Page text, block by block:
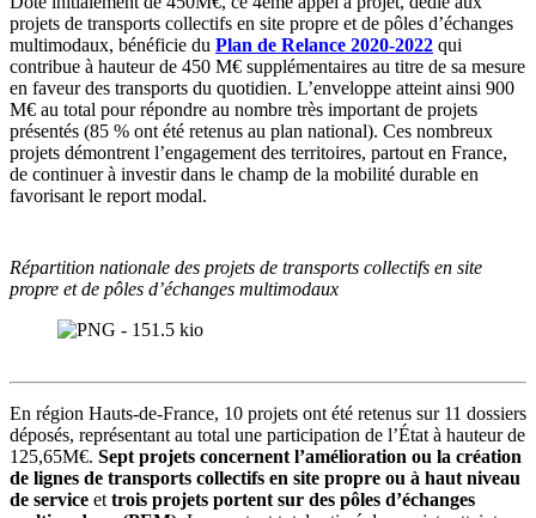
projets de transports collectifs en site propre et de pôles d’échanges
multimodaux, bénéficie du Plan de Relance 2020-2022 qui
contribue à hauteur de 450 M€ supplémentaires au titre de sa mesure
en faveur des transports du quotidien. L’enveloppe atteint ainsi 900
M€ au total pour répondre au nombre très important de projets
présentés (85 % ont été retenus au plan national). Ces nombreux
projets démontrent l’engagement des territoires, partout en France,
de continuer à investir dans le champ de la mobilité durable en
favorisant le report modal.
Répartition nationale des projets de transports collectifs en site
propre et de pôles d’échanges multimodaux
En région Hauts-de-France, 10 projets ont été retenus sur 11 dossiers
déposés, représentant au total une participation de l’État à hauteur de
125,65M€. Sept projets concernent l’amélioration ou la création
de lignes de transports collectifs en site propre ou à haut niveau
de service et trois projets portent sur des pôles d’échanges